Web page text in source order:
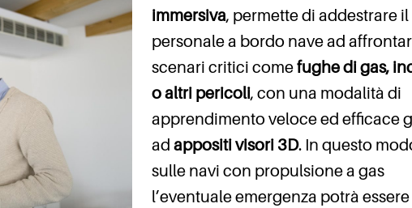
immersiva, permette di addestrare il
personale a bordo nave ad
scenari critici comefughe di gas,
o altri pericoli, con una modalità di
apprendimento veloce ed efficace
ad appositi visori 3D. In questo
sulle navi con propulsione a gas
l’eventuale emergenza potrà essere